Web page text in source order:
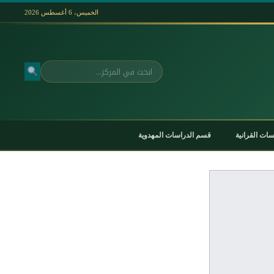
الخميس، 6 أغسطس 2026
بحث
القرانية قسم الدراسات المهدوية